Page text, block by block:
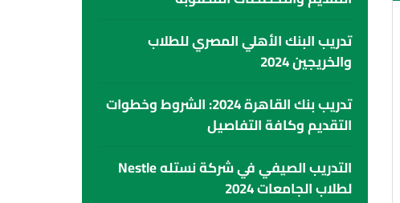
تدريب البنك الأهلي المصري للطلاب
والخريجين 2024
تدريب بنك القاهرة 2024: الشروط وخطوات
التقديم وكافة التفاصيل
التدريب الصيفي في شركة نستله Nestle
لطلاب الجامعات 2024